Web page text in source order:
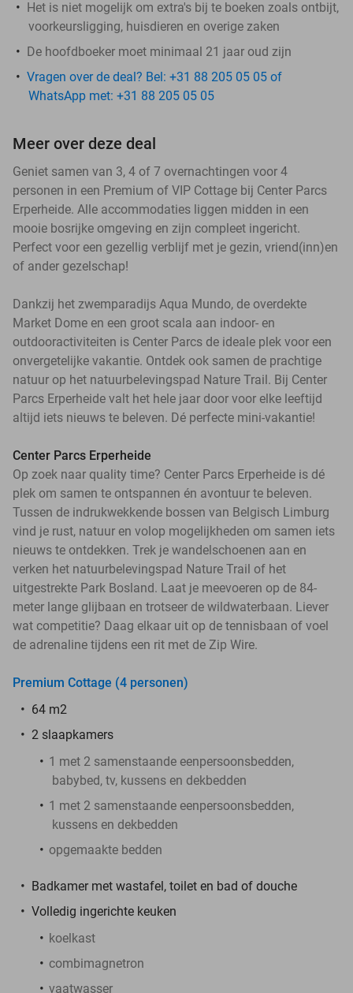
Het is niet mogelijk om extra's bij te boeken zoals ontbijt,
voorkeursligging, huisdieren en overige zaken
De hoofdboeker moet minimaal 21 jaar oud zijn
Vragen over de deal? Bel: +31 88 205 05 05 of
WhatsApp met: +31 88 205 05 05
Meer over deze deal
Geniet samen van 3, 4 of 7 overnachtingen voor 4
personen in een Premium of VIP Cottage bij Center Parcs
Erperheide. Alle accommodaties liggen midden in een
mooie bosrijke omgeving en zijn compleet ingericht.
Perfect voor een gezellig verblijf met je gezin, vriend(inn)en
of ander gezelschap!
Dankzij het zwemparadijs Aqua Mundo, de overdekte
Market Dome en een groot scala aan indoor- en
outdooractiviteiten is Center Parcs de ideale plek voor een
onvergetelijke vakantie. Ontdek ook samen de prachtige
natuur op het natuurbelevingspad Nature Trail. Bij Center
Parcs Erperheide valt het hele jaar door voor elke leeftijd
altijd iets nieuws te beleven. Dé perfecte mini-vakantie!
Center Parcs Erperheide
Op zoek naar quality time? Center Parcs Erperheide is dé
plek om samen te ontspannen én avontuur te beleven.
Tussen de indrukwekkende bossen van Belgisch Limburg
vind je rust, natuur en volop mogelijkheden om samen iets
nieuws te ontdekken. Trek je wandelschoenen aan en
verken het natuurbelevingspad Nature Trail of het
uitgestrekte Park Bosland. Laat je meevoeren op de 84-
meter lange glijbaan en trotseer de wildwaterbaan. Liever
wat competitie? Daag elkaar uit op de tennisbaan of voel
de adrenaline tijdens een rit met de Zip Wire.
Premium Cottage (4 personen)
64 m2
2 slaapkamers
1 met 2 samenstaande eenpersoonsbedden,
babybed, tv, kussens en dekbedden
1 met 2 samenstaande eenpersoonsbedden,
kussens en dekbedden
opgemaakte bedden
Badkamer met wastafel, toilet en bad of douche
Volledig ingerichte keuken
koelkast
combimagnetron
vaatwasser